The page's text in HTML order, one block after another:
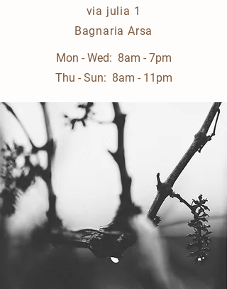
via julia 1
Bagnaria Arsa
Mon - Wed: 8am - 7pm
Thu - Sun: 8am - 11pm